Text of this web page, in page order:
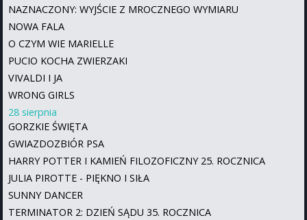
NAZNACZONY: WYJŚCIE Z MROCZNEGO WYMIARU
NOWA FALA
O CZYM WIE MARIELLE
PUCIO KOCHA ZWIERZAKI
VIVALDI I JA
WRONG GIRLS
28 sierpnia
GORZKIE ŚWIĘTA
GWIAZDOZBIÓR PSA
HARRY POTTER I KAMIEŃ FILOZOFICZNY 25. ROCZNICA
JULIA PIROTTE - PIĘKNO I SIŁA
SUNNY DANCER
TERMINATOR 2: DZIEŃ SĄDU 35. ROCZNICA